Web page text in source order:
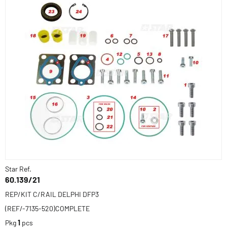
Star Ref.
60.139/21
REP/KIT C/RAIL DELPHI DFP3
(REF/-7135-520)COMPLETE
Pkg1 pcs